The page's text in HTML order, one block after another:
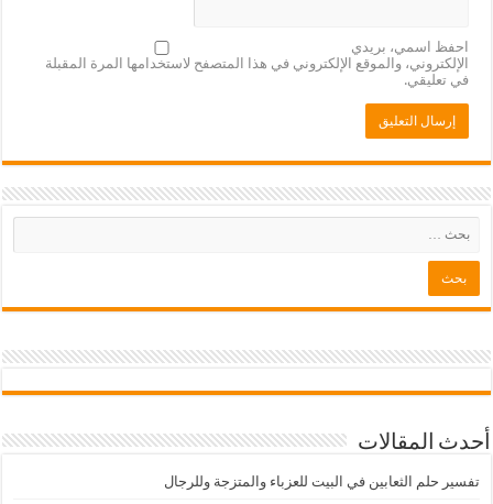
احفظ اسمي، بريدي
الإلكتروني، والموقع الإلكتروني في هذا المتصفح لاستخدامها المرة المقبلة
في تعليقي.
أحدث المقالات
تفسير حلم الثعابين في البيت للعزباء والمتزجة وللرجال